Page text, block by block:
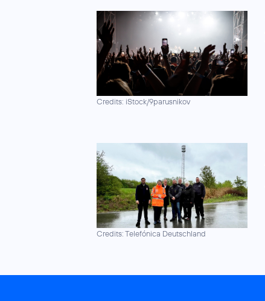
Credits: iStock/9parusnikov
Credits: Telefónica Deutschland